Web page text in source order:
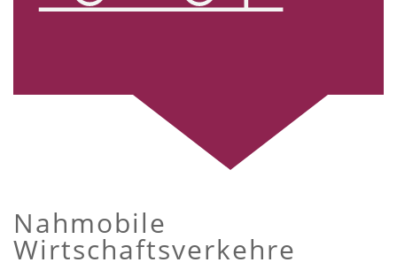
Nahmobile
Wirtschaftsverkehre